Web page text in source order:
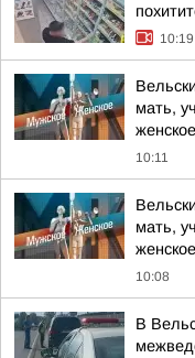
10:19
мать,
10:11
мать,
10:08
В